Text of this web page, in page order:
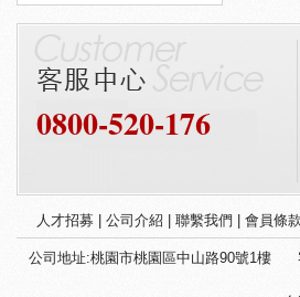
0800-520-176
人才招募 公司介紹 聯繫我們 會員條款
公司地址:桃園市桃園區中山路90號1樓